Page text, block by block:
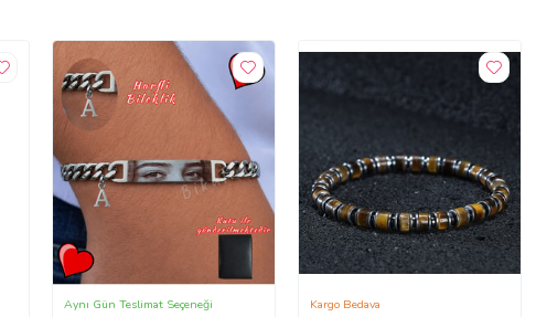
Aynı Gün Teslimat Seçeneği Kargo Bedava